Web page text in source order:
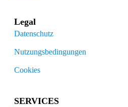
Legal
Datenschutz
Nutzungsbedingungen
Cookies
SERVICES